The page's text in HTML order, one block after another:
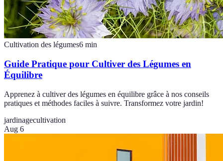
Cultivation des légumes6 min
Guide Pratique pour Cultiver des Légumes en
Équilibre
Apprenez à cultiver des légumes en équilibre grâce à nos conseils
pratiques et méthodes faciles à suivre. Transformez votre jardin!
jardinagecultivation
Aug 6